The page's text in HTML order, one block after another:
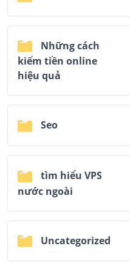
Những cách
kiếm tiền online
hiệu quả
Seo
tìm hiểu VPS
nước ngoài
Uncategorized